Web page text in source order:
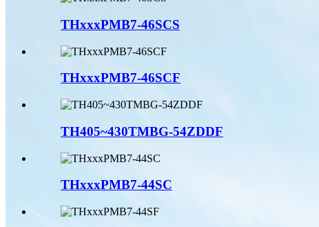
THxxxPMB7-46SCS
THxxxPMB7-46SCF
TH405~430TMBG-54ZDDF
THxxxPMB7-44SC